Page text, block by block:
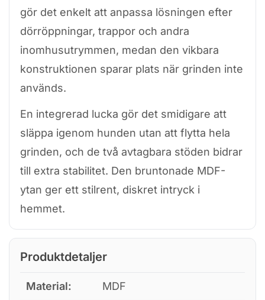
gör det enkelt att anpassa lösningen efter
dörröppningar, trappor och andra
inomhusutrymmen, medan den vikbara
konstruktionen sparar plats när grinden inte
används.
En integrerad lucka gör det smidigare att
släppa igenom hunden utan att flytta hela
grinden, och de två avtagbara stöden bidrar
till extra stabilitet. Den bruntonade MDF-
ytan ger ett stilrent, diskret intryck i
hemmet.
Produktdetaljer
Material: MDF